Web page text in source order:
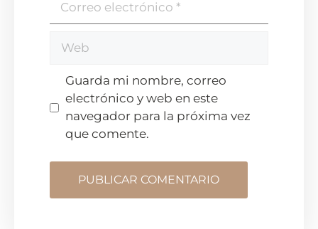
Guarda mi nombre, correo
electrónico y web en este
navegador para la próxima vez
que comente.